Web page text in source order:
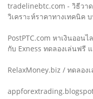
tradelinebtc.com - วิธีวา
วิเคราะห์ราคาทางเทคนิค
PostPTC.com หาเงินออน
กับ Exness ทดลองเล่นฟรี
RelaxMoney.biz / ทดลอง